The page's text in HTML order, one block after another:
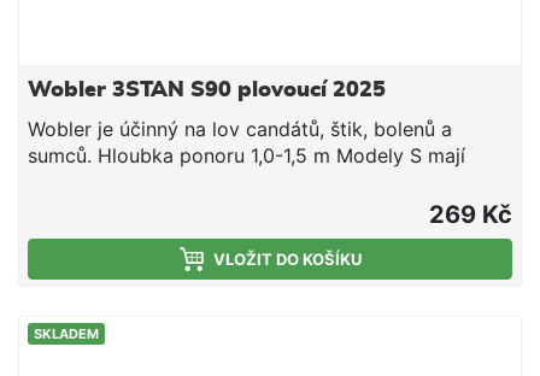
Wobler 3STAN S90 plovoucí 2025
Wobler je účinný na lov candátů, štik, bolenů a
sumců. Hloubka ponoru 1,0-1,5 m Modely S mají
frekvence (agresivní chod) s menší amplitudou.
Nástraha je osazena 3D očima a dvěma kvalitními
trojháčky značky IchikawaKamakiri #4 vyrobenými v
vyrobené a testované. Za jejich designem a výrobou
269 Kč
VLOŽIT DO KOŠÍKU
SKLADEM